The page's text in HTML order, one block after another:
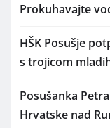
Prokuhavajte
HŠK Posušje
s trojicom
Posušanka
Hrvatske nad